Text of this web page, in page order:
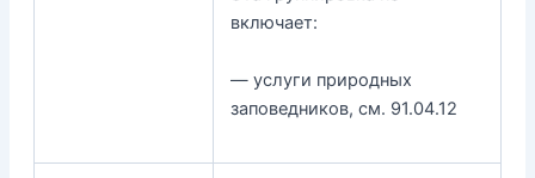
включает:
— услуги природных
заповедников, см. 91.04.12